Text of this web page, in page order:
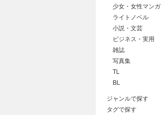
少女・女性マンガ
ライトノベル
小説・文芸
ビジネス・実用
雑誌
写真集
TL
BL
ジャンルで探す
タグで探す